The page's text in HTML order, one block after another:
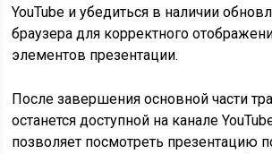
YouTube и убедиться в наличии
браузера для корректного
элементов презентации.
После завершения основной части
останется доступной на канале
позволяет посмотреть презентацию